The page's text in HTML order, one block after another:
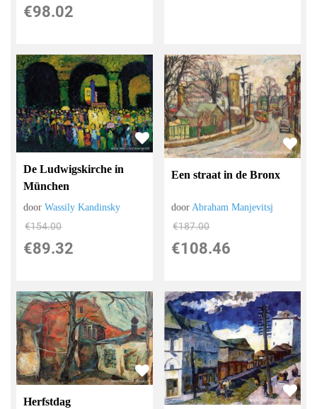
€98.02
De Ludwigskirche in
München
doorWassily Kandinsky
€154.00
€89.32
Een straat in de Bronx
door Abraham Manjevitsj
€187.00
€108.46
Herfstdag